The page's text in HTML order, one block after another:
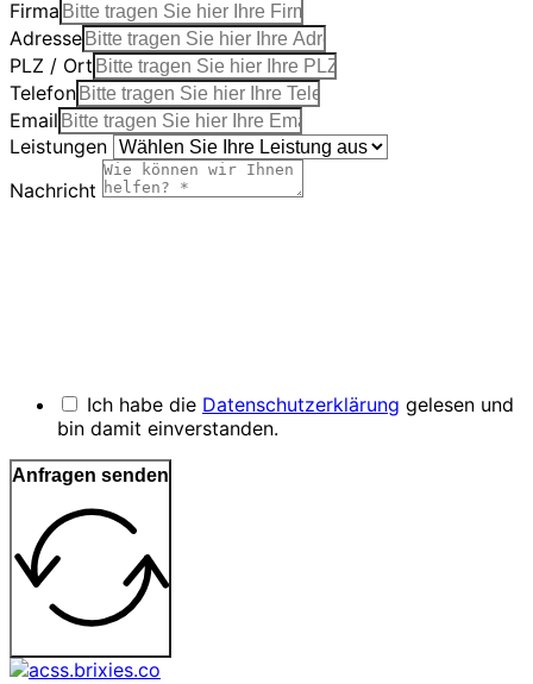
Firma
Adresse
PLZ / Ort
Telefon
Email
Leistungen
Nachricht
Ich habe die Datenschutzerklärung gelesen und
bin damit einverstanden.
Anfragen senden